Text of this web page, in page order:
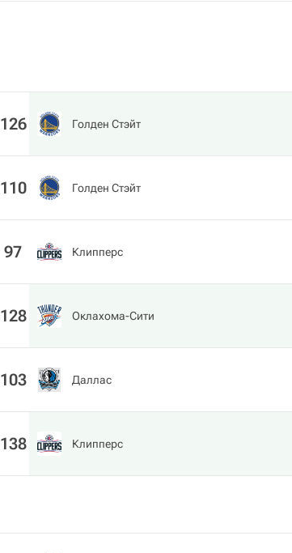
126 Голден Стэйт
110 Голден Стэйт
97 Клипперс
128 Оклахома-Сити
103 Даллас
138 Клипперс